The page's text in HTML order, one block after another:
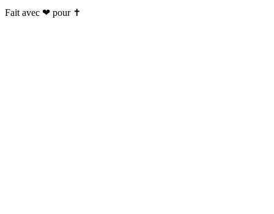
Fait avec ❤ pour ✝️️